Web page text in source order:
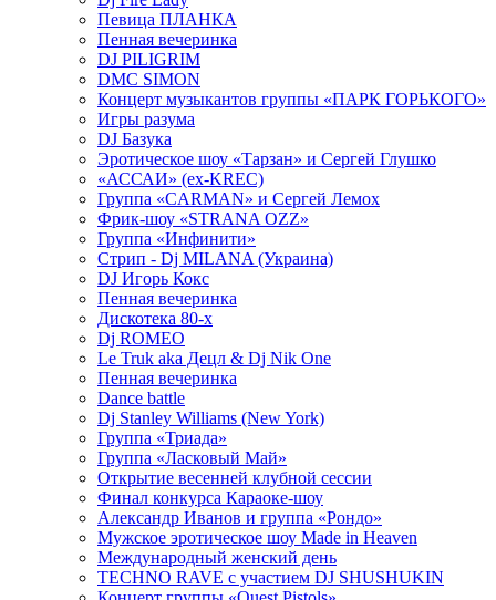
Певица ПЛАНКА
Пенная вечеринка
DJ PILIGRIM
DMC SIMON
Концерт музыкантов группы «ПАРК ГОРЬКОГО»
Игры разума
DJ Базука
Эротическое шоу «Тарзан» и Сергей Глушко
«АССАИ» (ex-KREC)
Группа «CARMAN» и Сергей Лемох
Фрик-шоу «STRANA OZZ»
Группа «Инфинити»
Стрип - Dj MILANA (Украина)
DJ Игорь Кокс
Пенная вечеринка
Дискотека 80-х
Dj ROMEO
Le Truk aka Децл & Dj Nik One
Пенная вечеринка
Dance battle
Dj Stanley Williams (New York)
Группа «Триада»
Группа «Ласковый Май»
Открытие весенней клубной сессии
Финал конкурса Караоке-шоу
Александр Иванов и группа «Рондо»
Мужское эротическое шоу Made in Heaven
Международный женский день
TECHNO RAVE с участием DJ SHUSHUKIN